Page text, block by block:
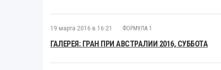
19 марта 2016 в 16:21 ФОРМУЛА 1
ГАЛЕРЕЯ: ГРАН ПРИ АВСТРАЛИИ 2016, СУББОТА